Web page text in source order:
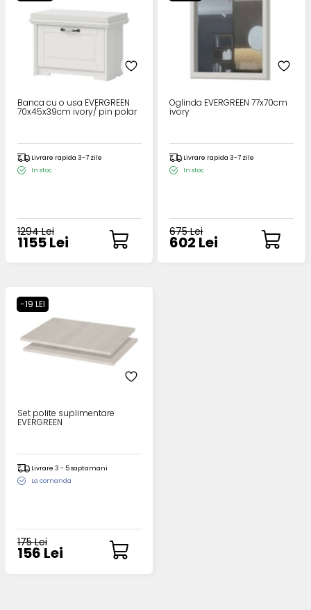
Banca cu o usa EVERGREEN
70x45x39cm ivory/ pin polar
Livrare rapida 3-7 zile
In stoc
1294 Lei
1155 Lei
Oglinda EVERGREEN 77x70cm
ivory
Livrare rapida 3-7 zile
In stoc
675 Lei
602 Lei
-19 LEI
Set polite suplimentare
EVERGREEN
Livrare 3 - 5 saptamani
La comanda
175 Lei
156 Lei